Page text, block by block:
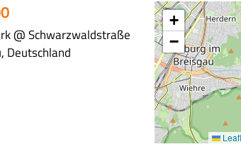
@ Schwarzwaldstraße
Deutschland
+
−